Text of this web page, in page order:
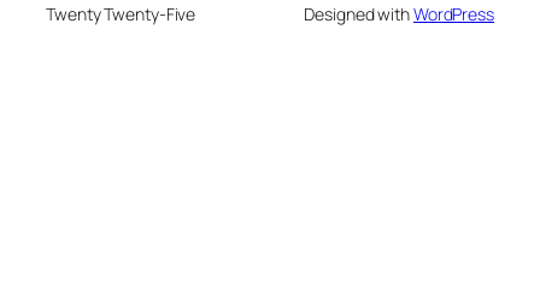
Twenty Twenty-Five Designed withWordPress